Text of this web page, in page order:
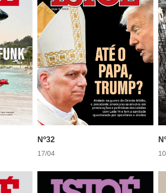
Nº32
17/04